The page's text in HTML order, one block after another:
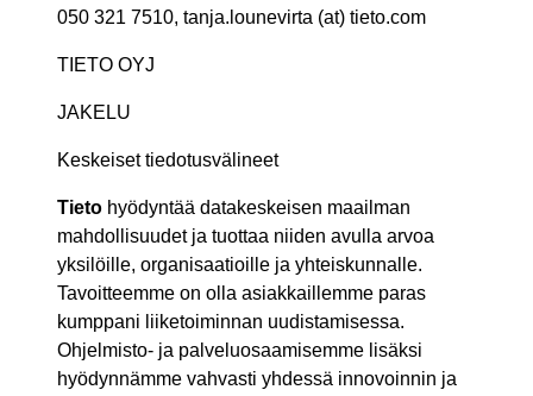
050 321 7510, tanja.lounevirta (at) tieto.com
TIETO OYJ
JAKELU
Keskeiset tiedotusvälineet
Tieto hyödyntää datakeskeisen maailman
mahdollisuudet ja tuottaa niiden avulla arvoa
yksilöille, organisaatioille ja yhteiskunnalle.
Tavoitteemme on olla asiakkaillemme paras
kumppani liiketoiminnan uudistamisessa.
Ohjelmisto- ja palveluosaamisemme lisäksi
hyödynnämme vahvasti yhdessä innovoinnin ja